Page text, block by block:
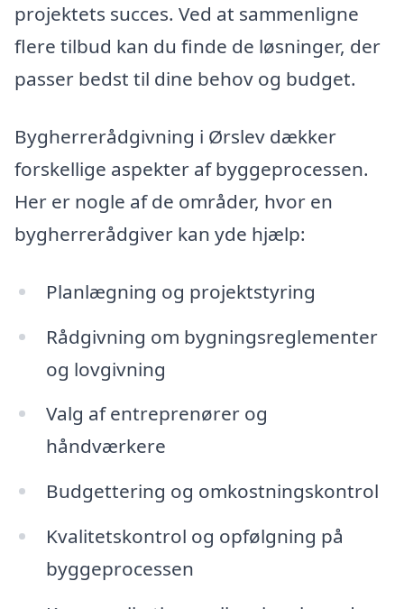
projektets succes. Ved at sammenligne
flere tilbud kan du finde de løsninger, der
passer bedst til dine behov og budget.
Bygherrerådgivning i Ørslev dækker
forskellige aspekter af byggeprocessen.
Her er nogle af de områder, hvor en
bygherrerådgiver kan yde hjælp:
Planlægning og projektstyring
Rådgivning om bygningsreglementer
og lovgivning
Valg af entreprenører og
håndværkere
Budgettering og omkostningskontrol
Kvalitetskontrol og opfølgning på
byggeprocessen